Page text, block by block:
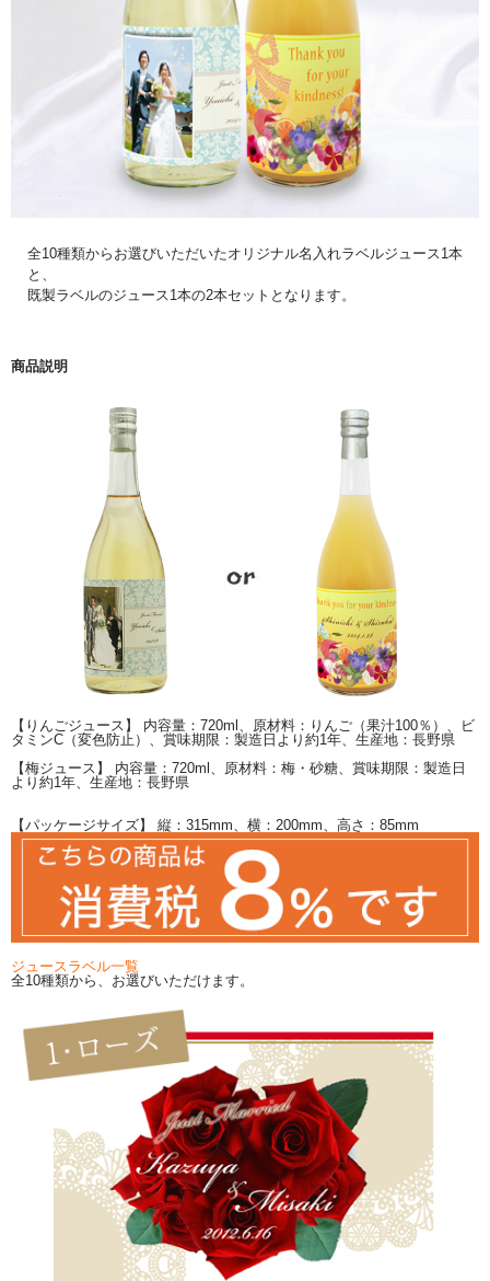
全10種類からお選びいただいたオリジナル名入れラベルジュース1本
と、
既製ラベルのジュース1本の2本セットとなります。
商品説明
【りんごジュース】 内容量：720ml、原材料：りんご（果汁100％）、ビ
タミンC（変色防止）、賞味期限：製造日より約1年、生産地：長野県
【梅ジュース】 内容量：720ml、原材料：梅・砂糖、賞味期限：製造日
より約1年、生産地：長野県
【パッケージサイズ】 縦：315mm、横：200mm、高さ：85mm
ジュースラベル一覧
全10種類から、お選びいただけます。